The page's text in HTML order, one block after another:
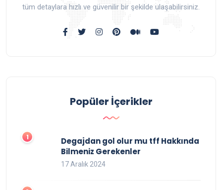
tüm detaylara hızlı ve güvenilir bir şekilde ulaşabilirsiniz.
Popüler İçerikler
Degajdan gol olur mu tff Hakkında
Bilmeniz Gerekenler
17 Aralık 2024